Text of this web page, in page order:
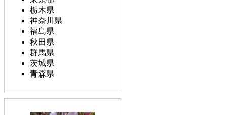
栃木県
神奈川県
福島県
秋田県
群馬県
茨城県
青森県